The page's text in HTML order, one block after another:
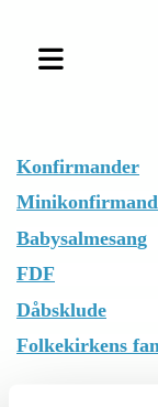
Konfirmander
Babysalmesang
FDF
Dåbsklude
Folkekirkens